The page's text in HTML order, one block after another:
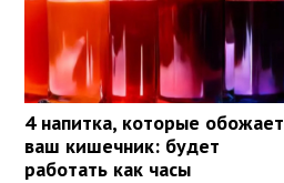
4 напитка, которые обожает
ваш кишечник: будет
работать как часы